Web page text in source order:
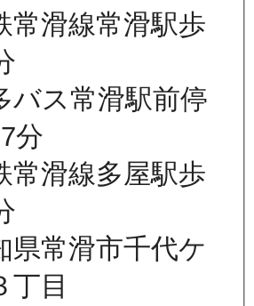
常滑線常滑駅歩
バス常滑駅前停
分
常滑線多屋駅歩
県常滑市千代ケ
丁目